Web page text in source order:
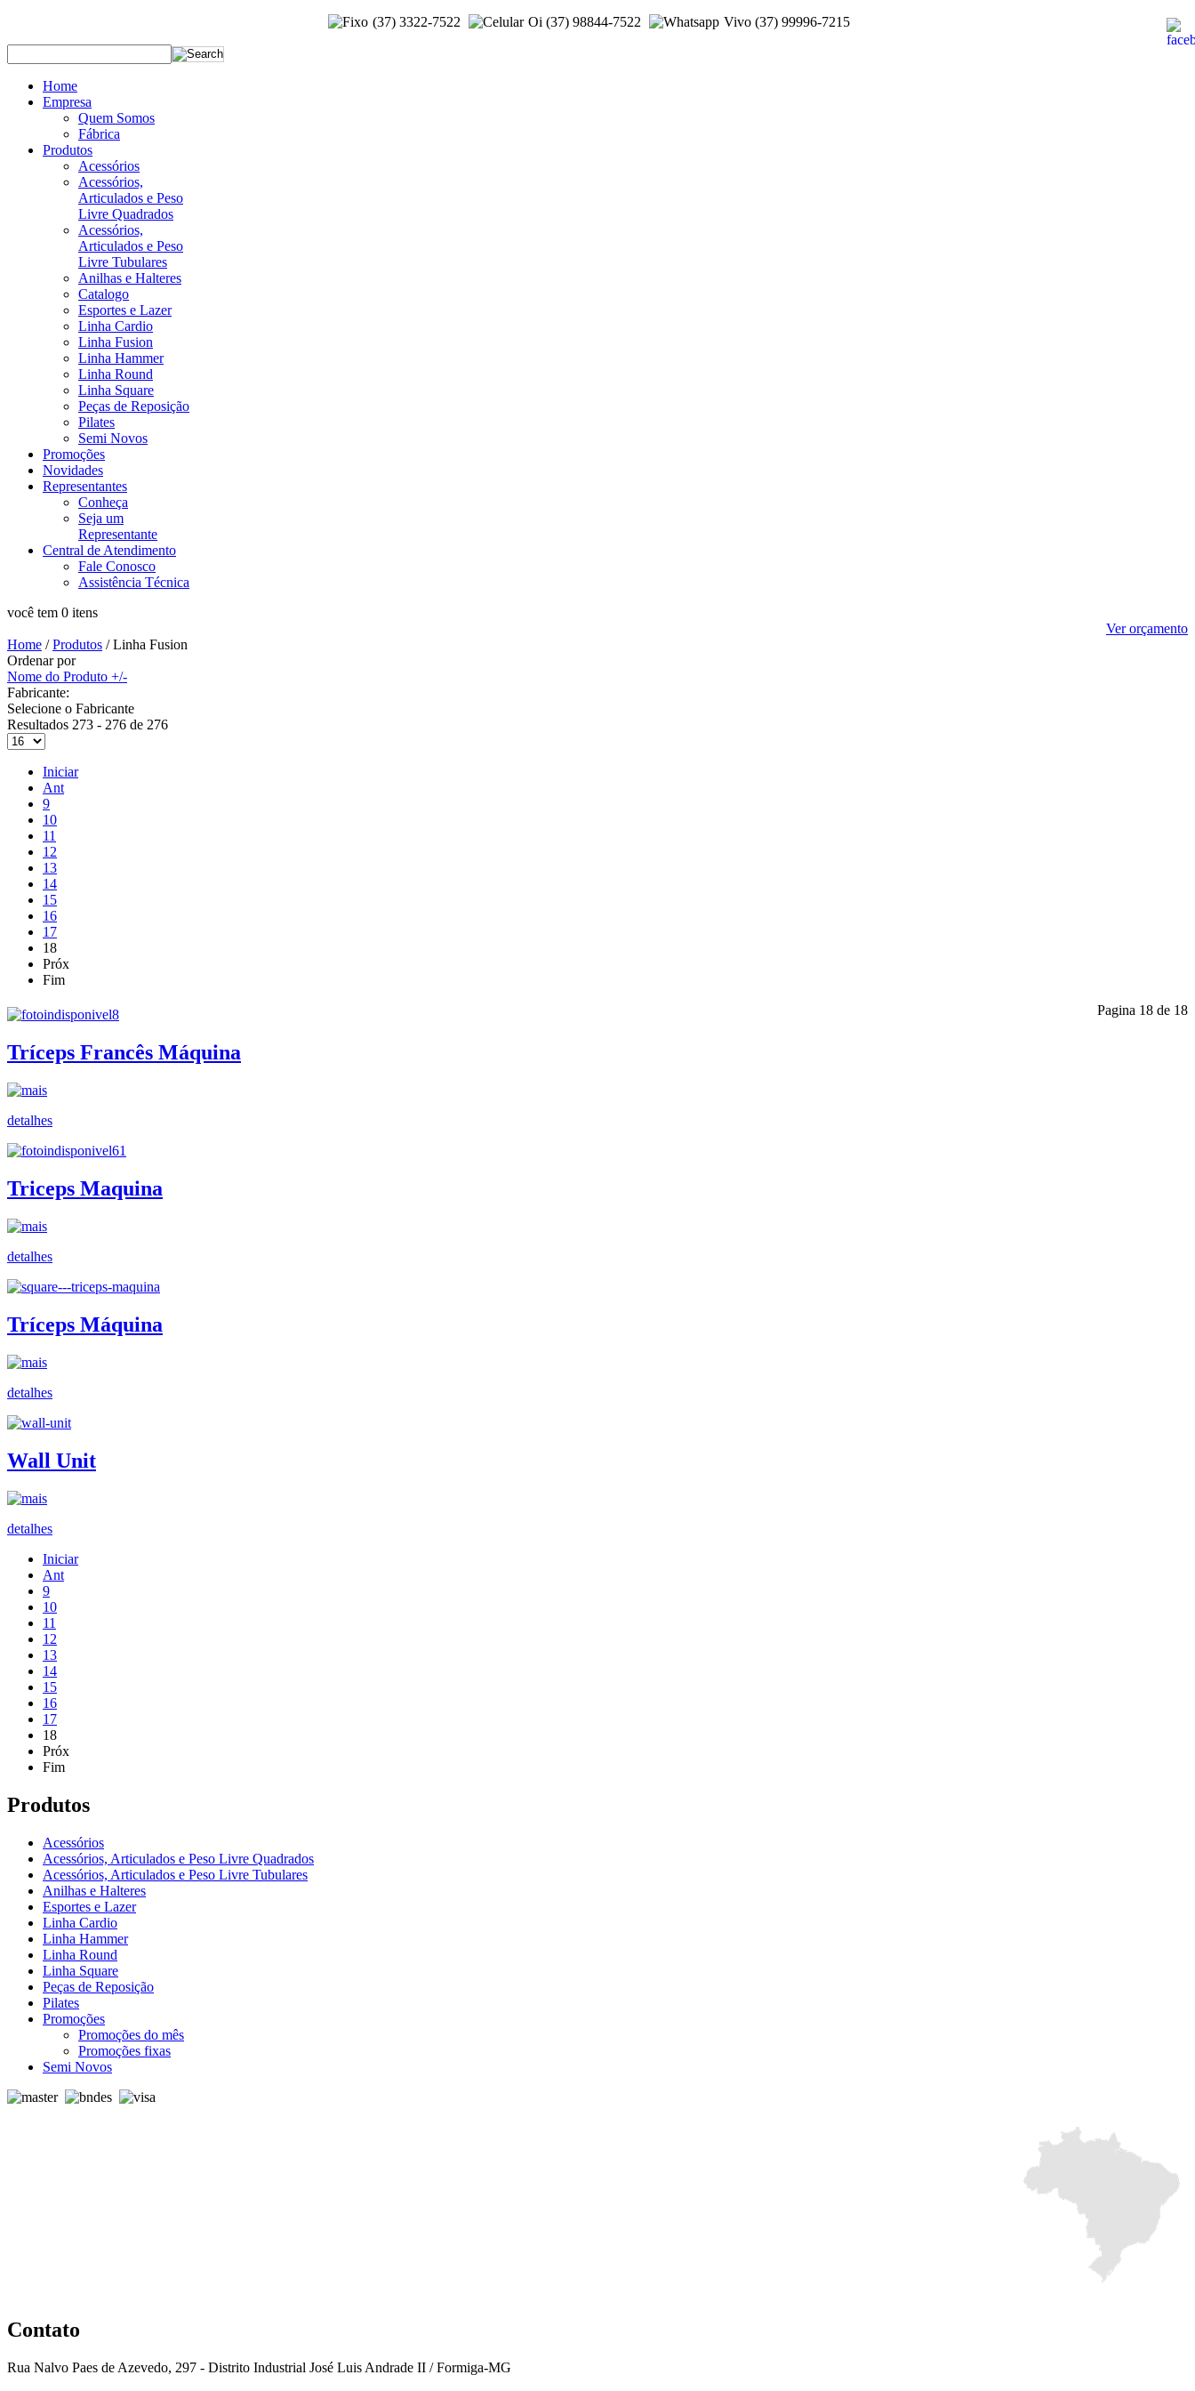
(37) 3322-7522 Oi (37) 98844-7522 Vivo (37) 99996-7215
Home
Empresa
Quem Somos
Fábrica
Produtos
Acessórios
Acessórios,
Articulados e Peso
Livre Quadrados
Acessórios,
Articulados e Peso
Livre Tubulares
Anilhas e Halteres
Catalogo
Esportes e Lazer
Linha Cardio
Linha Fusion
Linha Hammer
Linha Round
Linha Square
Peças de Reposição
Pilates
Semi Novos
Promoções
Novidades
Representantes
Conheça
Seja um
Representante
Central de Atendimento
Fale Conosco
Assistência Técnica
você tem 0 itens
Ver orçamento
Home /Produtos /Linha Fusion
Ordenar por
Nome do Produto +/-
Fabricante:
Selecione o Fabricante
Resultados 273 - 276 de 276
Iniciar
Ant
9
10
11
12
13
14
15
16
17
18
Próx
Fim
Pagina 18 de 18
Tríceps Francês Máquina
detalhes
Triceps Maquina
detalhes
Tríceps Máquina
detalhes
Wall Unit
detalhes
Iniciar
Ant
9
10
11
12
13
14
15
16
17
18
Próx
Fim
Produtos
Acessórios
Acessórios, Articulados e Peso Livre Quadrados
Acessórios, Articulados e Peso Livre Tubulares
Anilhas e Halteres
Esportes e Lazer
Linha Cardio
Linha Hammer
Linha Round
Linha Square
Peças de Reposição
Pilates
Promoções
Promoções do mês
Promoções fixas
Semi Novos
Contato
Rua Nalvo Paes de Azevedo, 297 - Distrito Industrial José Luis Andrade II / Formiga-MG